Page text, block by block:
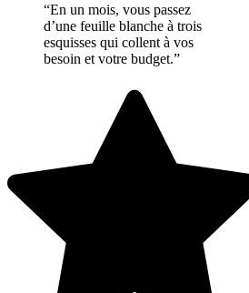
“En un mois, vous passez
d’une feuille blanche à trois
esquisses qui collent à vos
besoin et votre budget.”